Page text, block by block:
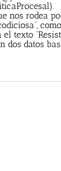
nos rodea
texto
dos datos